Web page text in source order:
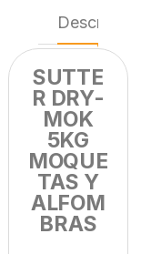
Descripción
SUTTE
R DRY-
MOK
5KG
MOQUE
TAS Y
ALFOM
BRAS